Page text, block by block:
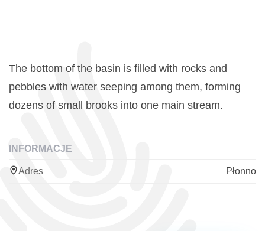
The bottom of the basin is filled with rocks and
pebbles with water seeping among them, forming
dozens of small brooks into one main stream.
INFORMACJE
Adres Płonno